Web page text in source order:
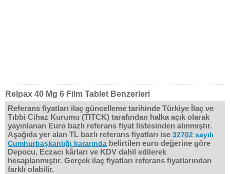
Relpax 40 Mg 6 Film Tablet Benzerleri
Referans fiyatları ilaç güncelleme tarihinde Türkiye İlaç ve
Tıbbi Cihaz Kurumu (TITCK) tarafından halka açık olarak
yayınlanan Euro bazlı referans fiyat listesinden alınmıştır.
Aşağıda yer alan TL bazlı referans fiyatları ise 32702 sayılı
Cumhurbaşkanlığı kararında belirtilen euro değerine göre
Depocu, Eczacı kârları ve KDV dahil edilerek
hesaplanmıştır. Gerçek ilaç fiyatları referans fiyatlarından
farklı olabilir.